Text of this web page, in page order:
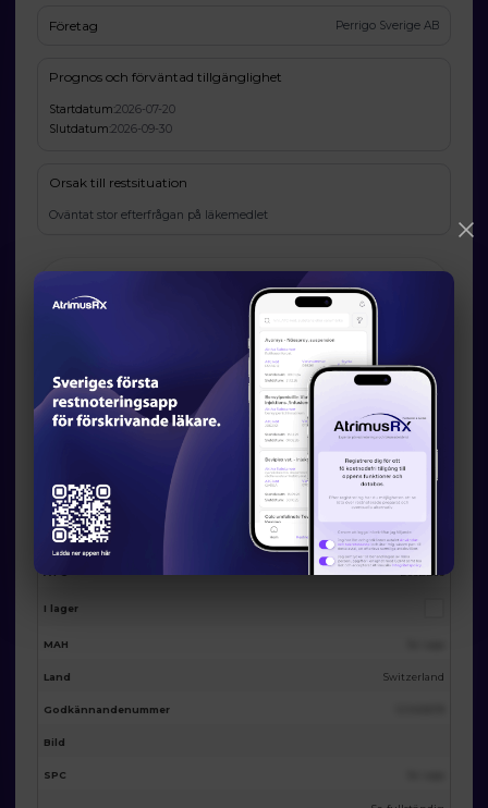
Företag Perrigo Sverige AB
Prognos och förväntad tillgänglighet
Startdatum:2026-07-20
Slutdatum:2026-09-30
Orsak till restsituation
Oväntat stor efterfrågan på läkemedlet
Läkemedelsverkets information om möjliga
alternativ
Eventuella licensalternativ från
AtrimusRx
Fenivir® Creme (1% Penciclovir), 2g
Förpackning
Substans Penciclovir
ATC D06BB06
I lager
MAH
Land Switzerland
Godkännandenummer
Bild
SPC